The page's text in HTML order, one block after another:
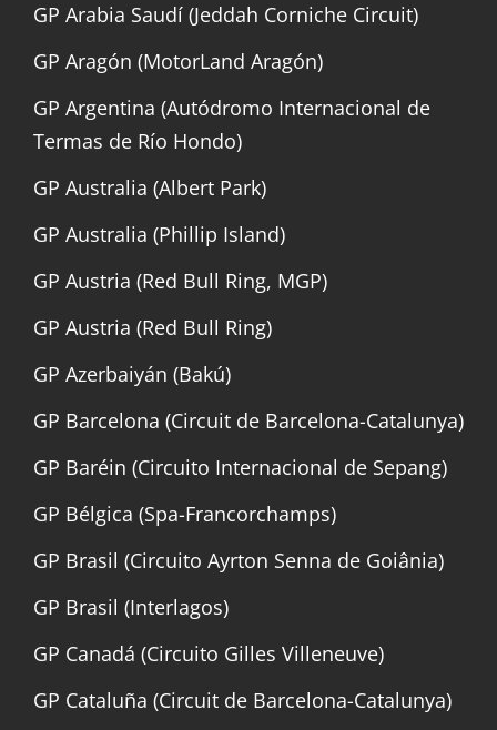
GP Arabia Saudí (Jeddah Corniche Circuit)
GP Aragón (MotorLand Aragón)
GP Argentina (Autódromo Internacional de
Termas de Río Hondo)
GP Australia (Albert Park)
GP Australia (Phillip Island)
GP Austria (Red Bull Ring, MGP)
GP Austria (Red Bull Ring)
GP Azerbaiyán (Bakú)
GP Barcelona (Circuit de Barcelona-Catalunya)
GP Baréin (Circuito Internacional de Sepang)
GP Bélgica (Spa-Francorchamps)
GP Brasil (Circuito Ayrton Senna de Goiânia)
GP Brasil (Interlagos)
GP Canadá (Circuito Gilles Villeneuve)
GP Cataluña (Circuit de Barcelona-Catalunya)